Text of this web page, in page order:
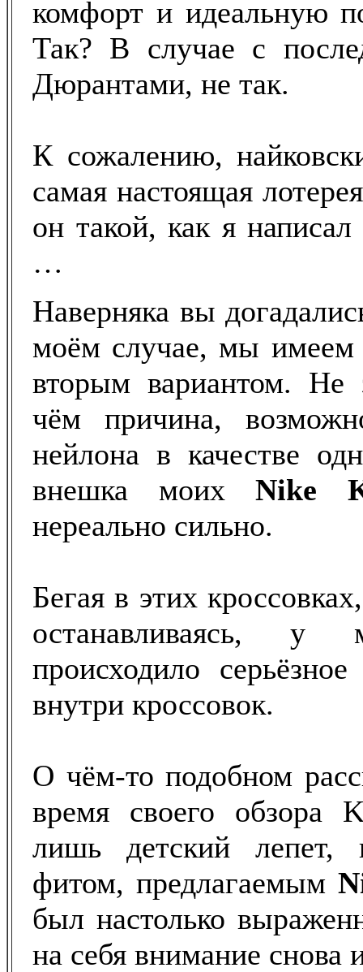
комфорт и идеальную
Так? В случае с
Дюрантами, не так.
К сожалению,
самая настоящая
он такой, как я
…
Наверняка вы
моём случае, мы имеем
вторым вариантом. Не
чём причина,
нейлона в качестве
внешка моихNike
нереально сильно.
Бегая в этих
останавливаясь, у
происходило
внутри кроссовок.
О чём-то подобном
время своего обзора
лишь детский
фитом, предлагаемым
был настолько
на себя внимание снова